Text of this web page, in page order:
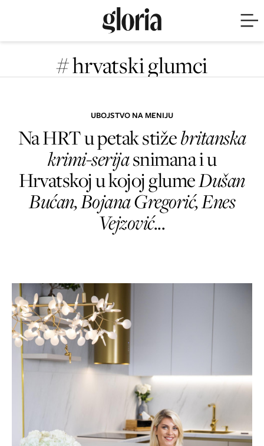
# hrvatski glumci
UBOJSTVO NA MENIJU
Na HRT u petak stižebritanska
krimi-serijasnimana i u
Hrvatskoj u kojoj glumeDušan
Bućan, Bojana Gregorić, Enes
Vejzović...